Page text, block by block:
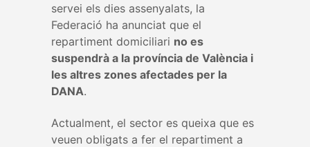
servei els dies assenyalats, la
Federació ha anunciat que el
repartiment domiciliari no es
suspendrà a la província de València i
les altres zones afectades per la
DANA.
Actualment, el sector es queixa que es
veuen obligats a fer el repartiment a